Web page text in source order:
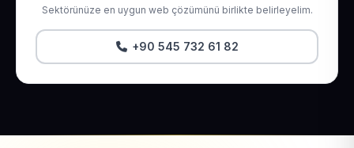
Sektörünüze en uygun web çözümünü birlikte belirleyelim.
+90 545 732 61 82